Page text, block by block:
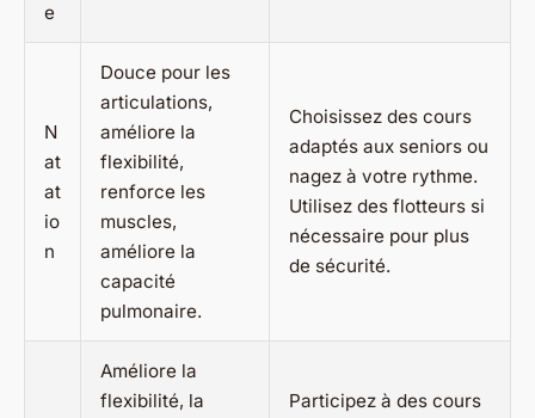
e
N
at
at
io
n
Douce pour les
articulations,
améliore la
flexibilité,
renforce les
muscles,
améliore la
capacité
pulmonaire.
Choisissez des cours
adaptés aux seniors ou
nagez à votre rythme.
Utilisez des flotteurs si
nécessaire pour plus
de sécurité.
Améliore la
flexibilité, la
Participez à des cours